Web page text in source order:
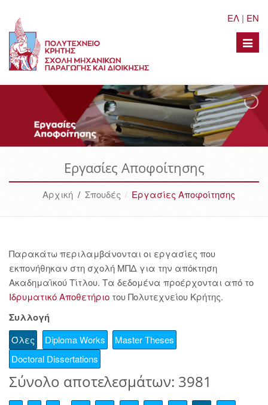
ΕΛ | EN
Toggle
Εργασίες Αποφοίτησης
Αρχική/ Σπουδές Εργασίες Αποφοίτησης
Παρακάτω περιλαμβάνονται οι εργασίες που
εκπονήθηκαν στη σχολή ΜΠΔ για την απόκτηση
Ακαδημαϊκού Τίτλου. Τα δεδομένα προέρχονται από το
Ιδρυματικό Αποθετήριο του Πολυτεχνείου Κρήτης.
Συλλογή
Όλες Diploma Works
Master Theses
Doctoral Dissertations
Σύνολο αποτελεσμάτων: 3981